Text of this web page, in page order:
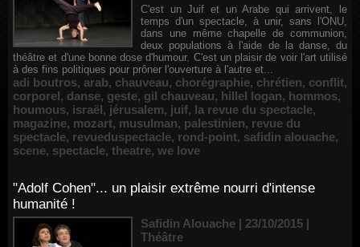
C'est un Juif et un Arabe qui arrivent, le
temps d'un spectacle, à unir, sans l'ONU,
dans une même chapelle de communion,
deux populations à l'aide de la danse, du
théâtre et d'une bonne dose d'humour. C'est un plaisir de voir l'art utilisé
à des fins politiques pour prôner l'ouverture à l'autre et...
adi boutros, arab, chauveau, chorégraphie, chrétien, conflit,
corporel, danse, geste, gil chauveau, hillel logan, hommos,
houmous, israël, jérusalem, juif, la revue du spectacle,
magazine, mozart, musulman, palestinien, revue du
spectacle, revueduspectacle, rond-point, safidin alouache,
scene, spectacle, theatre, we love
"Adolf Cohen"... un plaisir extrême nourri d'intense
humanité !
Safidin Alouache | 23/10/2015 |
Théâtre